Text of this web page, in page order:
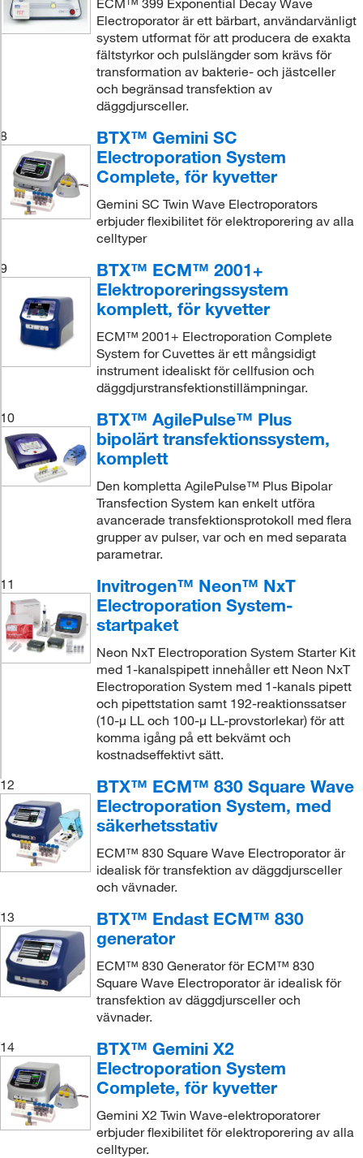
Electroporator är ett bärbart, användarvänligt
system utformat för att producera de exakta
fältstyrkor och pulslängder som krävs för
transformation av bakterie- och jästceller
och begränsad transfektion av
däggdjursceller.
8
BTX™ Gemini SC
Electroporation System
Complete, för kyvetter
Gemini SC Twin Wave Electroporators
erbjuder flexibilitet för elektroporering av alla
celltyper
9
BTX™ ECM™ 2001+
Elektroporeringssystem
komplett, för kyvetter
ECM™ 2001+ Electroporation Complete
System for Cuvettes är ett mångsidigt
instrument idealiskt för cellfusion och
däggdjurstransfektionstillämpningar.
10
BTX™ AgilePulse™ Plus
bipolärt transfektionssystem,
komplett
Den kompletta AgilePulse™ Plus Bipolar
Transfection System kan enkelt utföra
avancerade transfektionsprotokoll med flera
grupper av pulser, var och en med separata
parametrar.
11
Invitrogen™ Neon™ NxT
Electroporation System-
startpaket
Neon NxT Electroporation System Starter Kit
med 1-kanalspipett innehåller ett Neon NxT
Electroporation System med 1-kanals pipett
och pipettstation samt 192-reaktionssatser
(10-μ LL och 100-μ LL-provstorlekar) för att
komma igång på ett bekvämt och
kostnadseffektivt sätt.
12
BTX™ ECM™ 830 Square Wave
Electroporation System, med
säkerhetsstativ
ECM™ 830 Square Wave Electroporator är
idealisk för transfektion av däggdjursceller
och vävnader.
13
BTX™ Endast ECM™ 830
generator
ECM™ 830 Generator för ECM™ 830
Square Wave Electroporator är idealisk för
transfektion av däggdjursceller och
vävnader.
14
BTX™ Gemini X2
Electroporation System
Complete, för kyvetter
Gemini X2 Twin Wave-elektroporatorer
erbjuder flexibilitet för elektroporering av alla
celltyper.